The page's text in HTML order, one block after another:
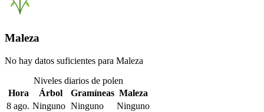
Maleza
No hay datos suficientes para Maleza
Niveles diarios de polen
Hora
Árbol Gramíneas Maleza
8 ago. Ninguno Ninguno
Ninguno